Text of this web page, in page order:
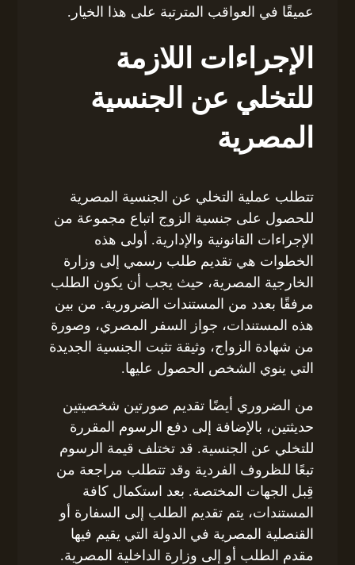
عميقًا في العواقب المترتبة على هذا الخيار.
الإجراءات اللازمة
للتخلي عن الجنسية
المصرية
تتطلب عملية التخلي عن الجنسية المصرية
للحصول على جنسية الزوج اتباع مجموعة من
الإجراءات القانونية والإدارية. أولى هذه
الخطوات هي تقديم طلب رسمي إلى وزارة
الخارجية المصرية، حيث يجب أن يكون الطلب
مرفقًا بعدد من المستندات الضرورية. من بين
هذه المستندات، جواز السفر المصري، وصورة
من شهادة الزواج، وثيقة تثبت الجنسية الجديدة
التي ينوي الشخص الحصول عليها.
من الضروري أيضًا تقديم صورتين شخصيتين
حديثتين، بالإضافة إلى دفع الرسوم المقررة
للتخلي عن الجنسية. قد تختلف قيمة الرسوم
تبعًا للظروف الفردية وقد تتطلب مراجعة من
قِبل الجهات المختصة. بعد استكمال كافة
المستندات، يتم تقديم الطلب إلى السفارة أو
القنصلية المصرية في الدولة التي يقيم فيها
مقدم الطلب أو إلى وزارة الداخلية المصرية.